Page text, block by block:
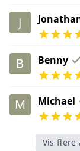
J
B Benny
M Michael
Vis flere